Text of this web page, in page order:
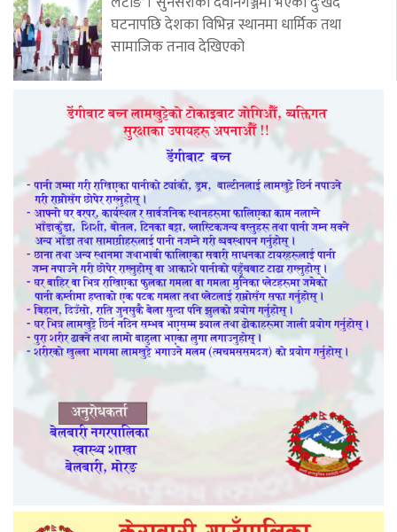
घटनापछि देशका विभिन्न स्थानमा धार्मिक तथा
सामाजिक तनाव देखिएको